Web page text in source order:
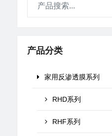
产品分类
家用反渗透膜系列
RHD系列
RHF系列